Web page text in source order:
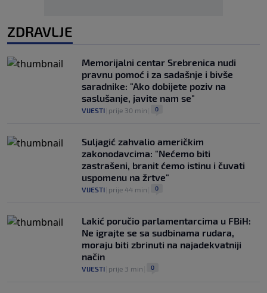
ZDRAVLJE
Memorijalni centar Srebrenica nudi
pravnu pomoć i za sadašnje i bivše
saradnike: "Ako dobijete poziv na
saslušanje, javite nam se"
VIJESTI prije 30 min 0
Suljagić zahvalio američkim
zakonodavcima: "Nećemo biti
zastrašeni, branit ćemo istinu i čuvati
uspomenu na žrtve"
VIJESTI prije 44 min 0
Lakić poručio parlamentarcima u FBiH:
Ne igrajte se sa sudbinama rudara,
moraju biti zbrinuti na najadekvatniji
način
VIJESTI prije 3 min 0